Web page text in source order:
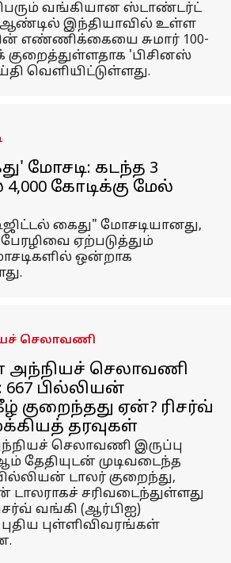
வங்கியான ஸ்டாண்டர்ட்
ஆண்டில் இந்தியாவில் உள்ள
எண்ணிக்கையை சுமார் 100-
குறைத்துள்ளதாக 'பிசினஸ்
வெளியிட்டுள்ளது.
மோசடி: கடந்த 3
கோடிக்கு மேல்
கைது" மோசடியானது,
பேரழிவை ஏற்படுத்தும்
ஒன்றாக
செலாவணி
அந்நியச் செலாவணி
667 பில்லியன்
குறைந்தது ஏன்? ரிசர்வ்
தரவுகள்
செலாவணி இருப்பு
தேதியுடன் முடிவடைந்த
டாலர் குறைந்து,
டாலராகச் சரிவடைந்துள்ளது
வங்கி (ஆர்பிஐ)
புள்ளிவிவரங்கள்